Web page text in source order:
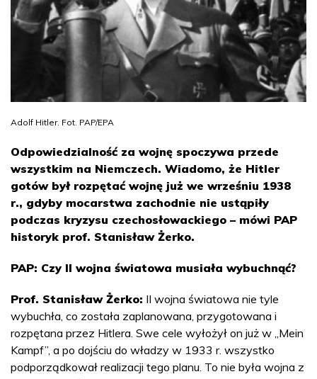
Adolf Hitler. Fot. PAP/EPA
Odpowiedzialność za wojnę spoczywa przede
wszystkim na Niemczech. Wiadomo, że Hitler
gotów był rozpętać wojnę już we wrześniu 1938
r., gdyby mocarstwa zachodnie nie ustąpiły
podczas kryzysu czechosłowackiego – mówi PAP
historyk prof. Stanisław Żerko.
PAP: Czy II wojna światowa musiała wybuchnąć?
Prof. Stanisław Żerko: II wojna światowa nie tyle
wybuchła, co została zaplanowana, przygotowana i
rozpętana przez Hitlera. Swe cele wyłożył on już w „Mein
Kampf”, a po dojściu do władzy w 1933 r. wszystko
podporządkował realizacji tego planu. To nie była wojna z